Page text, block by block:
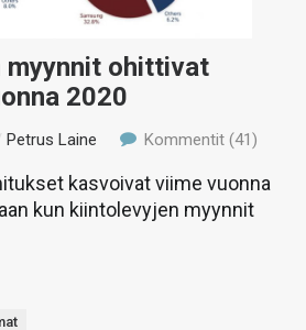
myynnit ohittivat
2020
Petrus Laine Kommentit (41)
kasvoivat viime vuonna
kun kiintolevyjen myynnit